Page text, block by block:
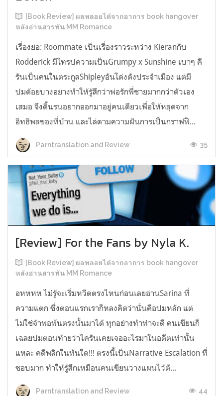
[Book Review] ผลพลอยได้จากอาการ book hangover
หลังอ่านสารพัน MM Romance
เรื่องย่อ: Roommate เป็นเรื่องราวระหว่าง Kieranกับ
Rodderick มีโทรปความเป็นGrumpy x Sunshine เบาๆ คี
รันเป็นคนในตระกูลShipleyอันโด่งดังประจำเมือง แต่มี
ปมด้อยบางอย่างทำให้รู้สึกว่าพ่อรักพี่ชายมากกว่าตัวเอง
เสมอ จึงดิ้นรนอยากออกมาอยู่คนเดียวเพื่อให้หลุดจาก
อิทธิพลของที่บ้าน และไล่ตามความฝันการเป็นกราฟฟิ...
Parntranslation and Review 35
[Review] For the Fans by Nyla K.
[Book Review] ผลพลอยได้จากอาการ book hangover
หลังอ่านสารพัน MM Romance
อหหหห ไม่รู้จะเริ่มหวีดตรงไหนก่อนเลยอ่านSarina ที่
ความแตก ซึ่งตอนแรกเราก็หลงคิดว่านั่นคือปมหลัก แต่
ไม่ใช่จ้าพอพ้นตรงนั้นมาได้ ทุกอย่างทำท่าจะดี คนเขียนก็
เฉลยปมตอนท้ายว่าไครันเคยเจออะไรมาในอดีตเท่านั้น
แหละ คดีพลิกในทันใด!!! ตรงนี้เป็นNarrative Escalation ที่
ชอบมาก ทำให้รู้สึกเหมือนคนเขียนวางแผนไว้ตั...
Parntranslation and Review 44